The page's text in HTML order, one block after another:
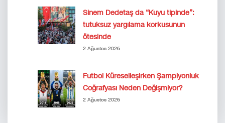
Sinem Dedetaş da “Kuyu tipinde”:
tutuksuz yargılama korkusunun
ötesinde
2 Ağustos 2026
Futbol Küreselleşirken Şampiyonluk
Coğrafyası Neden Değişmiyor?
2 Ağustos 2026